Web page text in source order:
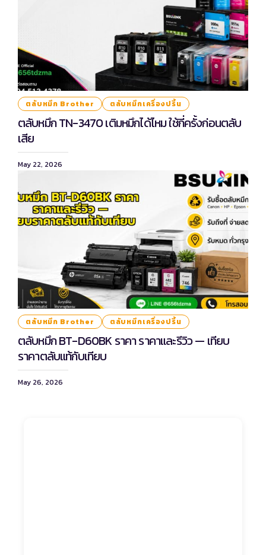
ตลับหมึก Brother ตลับหมึกเครื่องปริ้น
ตลับหมึก TN-3470 เติมหมึกได้ไหม ใช้กี่ครั้งก่อนตลับ
เสีย
May 22, 2026
ตลับหมึก Brother ตลับหมึกเครื่องปริ้น
ตลับหมึก BT-D60BK ราคา ราคาและรีวิว — เทียบ
ราคาตลับแท้กับเทียบ
May 26, 2026